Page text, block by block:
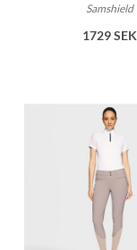
Samshield
1729 SEK